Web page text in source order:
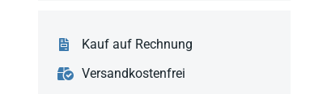
Kauf auf Rechnung
Versandkostenfrei